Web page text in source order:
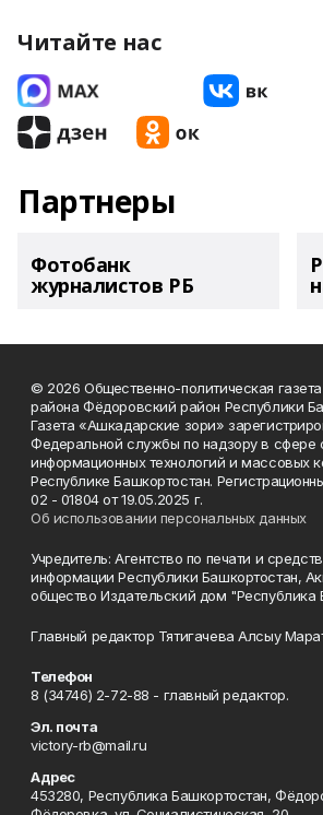
Читайте нас
Партнеры
Фотобанк
журналистов РБ
© 2026 Общественно-политическая
района Фёдоровский район Республики
Газета «Ашкадарские зори»
Федеральной службы по надзору в сфере
информационных технологий и массовых
Республике Башкортостан.
02 - 01804 от 19.05.2025 г.
Об использовании персональных данных
Учредитель: Агентство по печати и
информации Республики Башкортостан,
общество Издательский дом "Республика
Главный редактор Тятигачева Алсыу
Телефон
8 (34746) 2-72-88 - главный редактор.
Эл. почта
victory-rb@mail.ru
Адрес
453280, Республика Башкортостан,